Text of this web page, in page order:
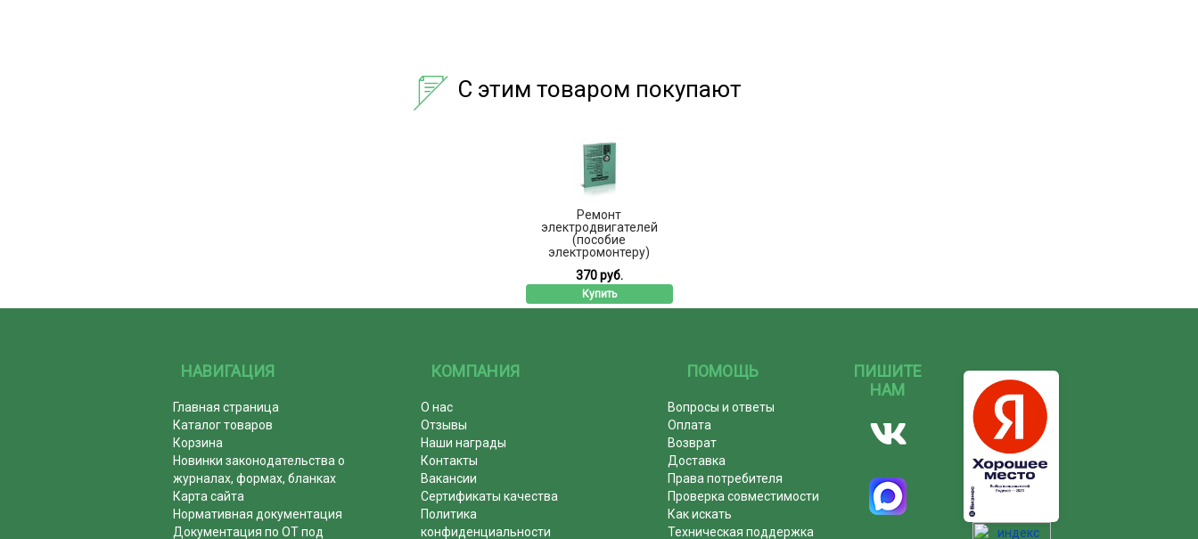
С этим товаром покупают
Ремонт
электродвигателей
(пособие
электромонтеру)
370 руб.
Купить
НАВИГАЦИЯ
Главная страница
Каталог товаров
Корзина
Новинки законодательства о
журналах, формах, бланках
Карта сайта
Нормативная документация
Документация по ОТ под
КОМПАНИЯ
О нас
Отзывы
Наши награды
Контакты
Вакансии
Сертификаты качества
Политика
конфиденциальности
ПОМОЩЬ
Вопросы и ответы
Оплата
Возврат
Доставка
Права потребителя
Проверка совместимости
Как искать
Техническая поддержка
ПИШИТЕ
НАМ